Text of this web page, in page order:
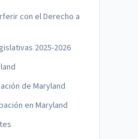
con el Derecho a
2025-2026
de Maryland
en Maryland